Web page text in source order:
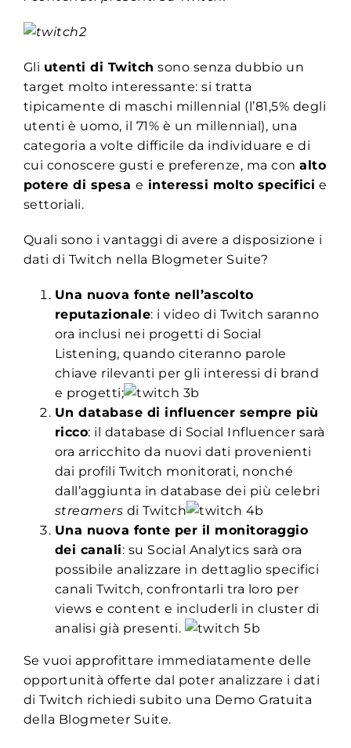
Gli utenti di Twitch sono senza dubbio un
target molto interessante: si tratta
tipicamente di maschi millennial (l’81,5% degli
utenti è uomo, il 71% è un millennial), una
categoria a volte difficile da individuare e di
cui conoscere gusti e preferenze, ma conalto
potere di spesa e interessi molto specifici e
settoriali.
Quali sono i vantaggi di avere a disposizione i
dati di Twitch nella Blogmeter Suite?
Una nuova fonte nell’ascolto
reputazionale: i video di Twitch saranno
ora inclusi nei progetti di Social
Listening, quando citeranno parole
chiave rilevanti per gli interessi di brand
e progetti;
Un database di influencer sempre più
ricco: il database di Social Influencer sarà
ora arricchito da nuovi dati provenienti
dai profili Twitch monitorati, nonché
dall’aggiunta in database dei più celebri
streamers di Twitch
Una nuova fonte per il monitoraggio
dei canali: su Social Analytics sarà ora
possibile analizzare in dettaglio specifici
canali Twitch, confrontarli tra loro per
views e content e includerli in cluster di
analisi già presenti.
Se vuoi approfittare immediatamente delle
opportunità offerte dal poter analizzare i dati
di Twitch richiedi subito una Demo Gratuita
della Blogmeter Suite.